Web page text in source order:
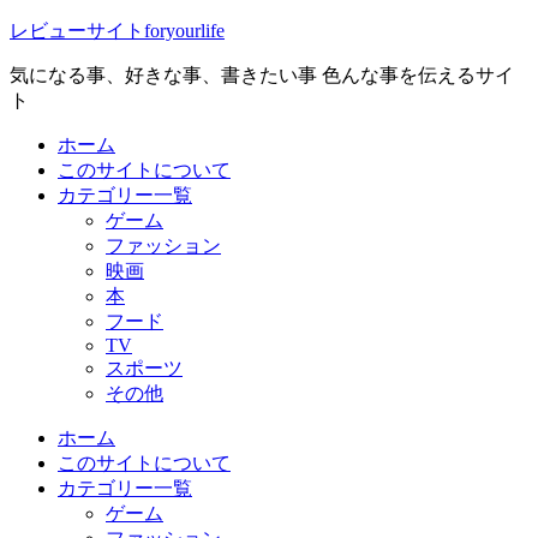
レビューサイトforyourlife
気になる事、好きな事、書きたい事 色んな事を伝えるサイ
ト
ホーム
このサイトについて
カテゴリー一覧
ゲーム
ファッション
映画
本
フード
TV
スポーツ
その他
ホーム
このサイトについて
カテゴリー一覧
ゲーム